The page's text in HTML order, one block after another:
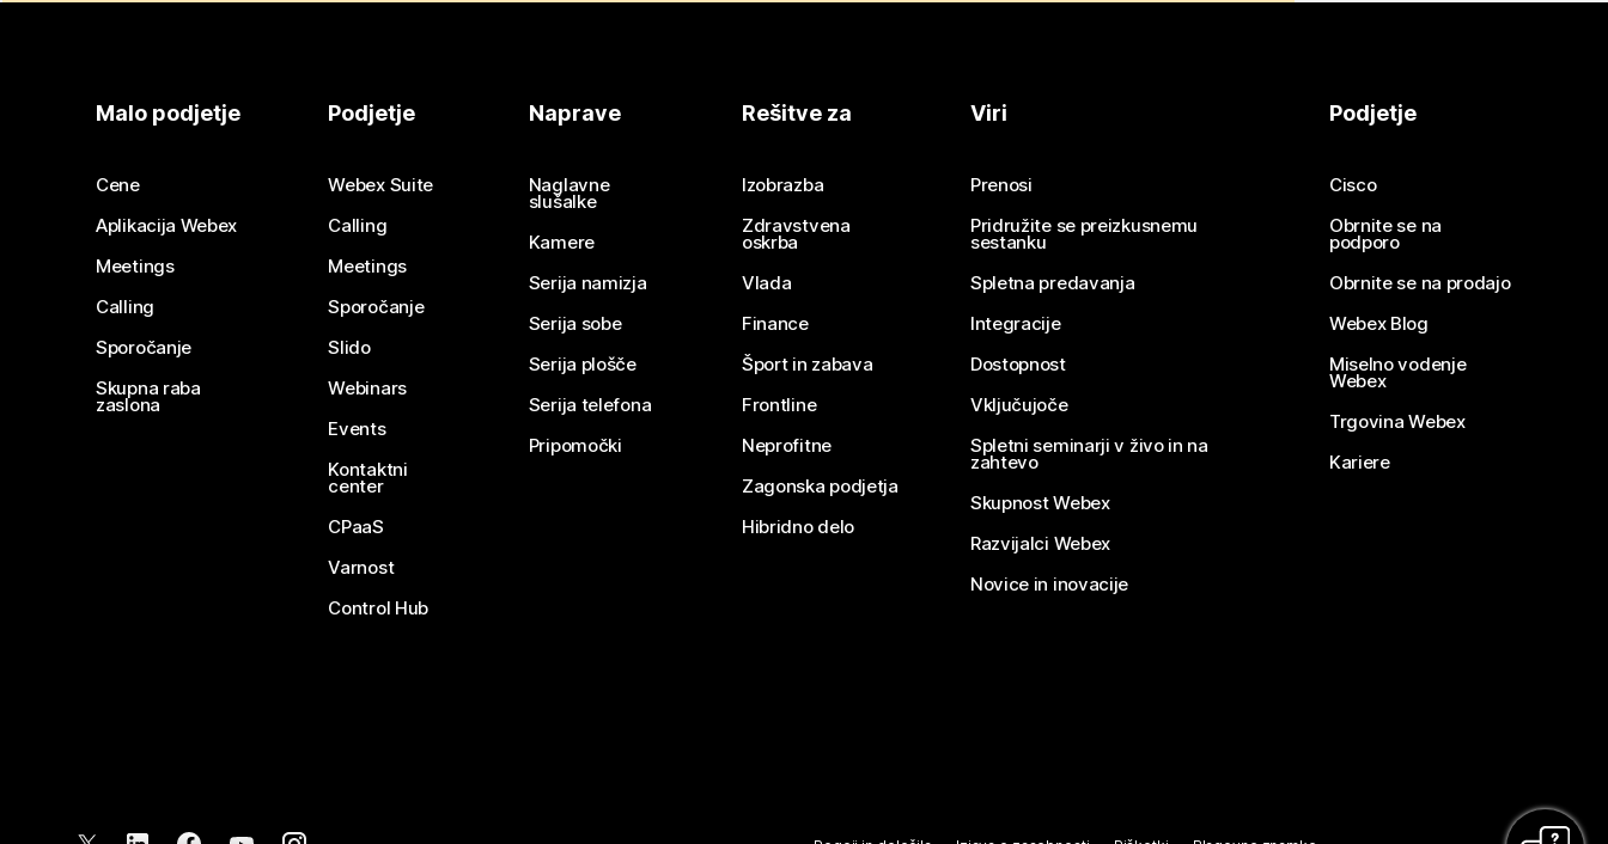
Malo podjetje
Cene
Aplikacija Webex
Meetings
Calling
Sporočanje
Skupna raba
zaslona
Podjetje
Webex Suite
Calling
Meetings
Sporočanje
Slido
Webinars
Events
Kontaktni
center
CPaaS
Varnost
Control Hub
Naprave
Naglavne
slušalke
Kamere
Serija namizja
Serija sobe
Serija plošče
Serija telefona
Pripomočki
Rešitve za
Izobrazba
Zdravstvena
oskrba
Vlada
Finance
Šport in zabava
Frontline
Neprofitne
Zagonska podjetja
Hibridno delo
Viri
Prenosi
Pridružite se preizkusnemu
sestanku
Spletna predavanja
Integracije
Dostopnost
Vključujoče
Spletni seminarji v živo in na
zahtevo
Skupnost Webex
Razvijalci Webex
Novice in inovacije
Podjetje
Cisco
Obrnite se na
podporo
Obrnite se na prodajo
Webex Blog
Miselno vodenje
Webex
Trgovina Webex
Kariere